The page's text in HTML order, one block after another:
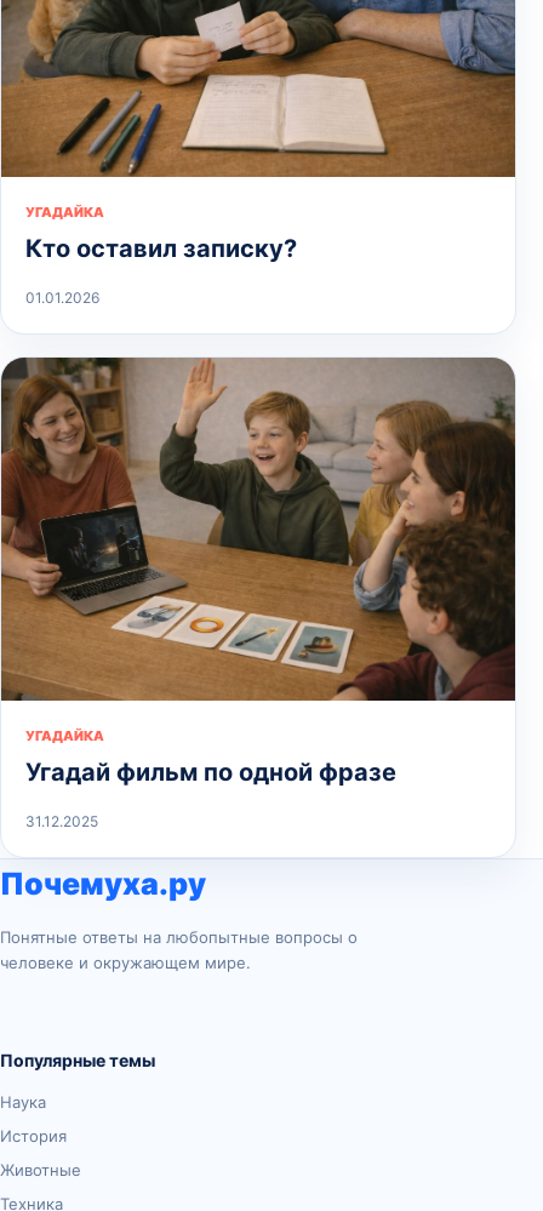
УГАДАЙКА
Кто оставил записку?
01.01.2026
УГАДАЙКА
Угадай фильм по одной фразе
31.12.2025
Почемуха.ру
Понятные ответы на любопытные вопросы о
человеке и окружающем мире.
Популярные темы
Наука
История
Животные
Техника